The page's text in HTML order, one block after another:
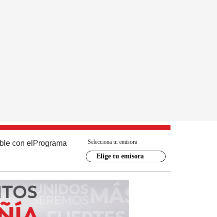
con el Programa Selecciona tu emisora
Elige tu emisora